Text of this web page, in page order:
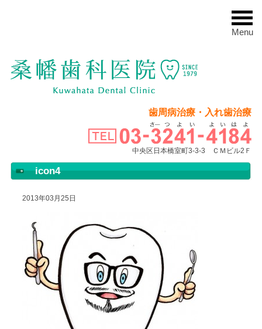
Menu
歯周病治療・入れ歯治療
中央区日本橋室町3-3-3 ＣＭビル2Ｆ
icon4
2013年03月25日